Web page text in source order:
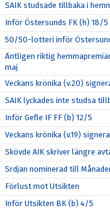
SAIK studsade tillbaka i
Inför Östersunds FK (h) 18/5
50/50-lotteri inför
Äntligen riktig
maj
Veckans krönika (v.20)
SAIK lyckades inte studsa
Inför Gefle IF FF (b) 12/5
Veckans krönika (v.19)
Skövde AIK skriver längre
Srdjan nominerad till
Förlust mot Utsikten
Inför Utsikten BK (b) 4/5